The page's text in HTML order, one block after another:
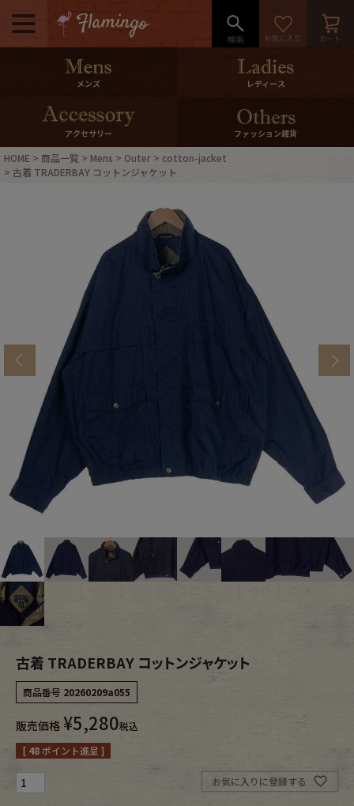
メニュー
500pt＆10％Offクーポンプレゼン
10％0ffクーポンプレゼント
ログイン・会員登録
ご利用ガイド International Shipping
店舗紹介
ブランドから探す スタッフコーディネート
古着卸DOCK
メンズ商品カテゴリーから探す
Bottoms Fafatt
Tops Bottoms
Outer
Fafatt
小物・アクセサリーから探す
メンズ レディース
アクセサリー ファッション雑貨
HOME 商品一覧 Mens Outer
cotton-jacket
古着 TRADERBAY コットンジャケット
古着 TRADERBAY コットンジャケット
商品番号 20260209a055
販売価格 ¥5,280税込
[ 48ポイント進呈 ]
お気に入りに登録する